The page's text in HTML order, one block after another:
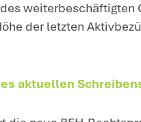
wird